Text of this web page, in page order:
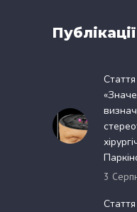
Публікації
3